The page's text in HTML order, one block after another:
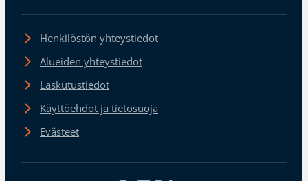
Henkilöstön yhteystiedot
Alueiden yhteystiedot
Laskutustiedot
Käyttöehdot ja tietosuoja
Evästeet